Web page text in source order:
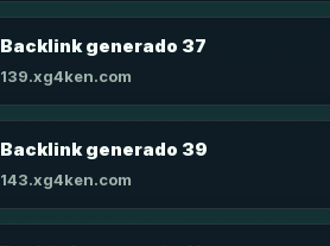
Backlink generado 37
139.xg4ken.com
Backlink generado 39
143.xg4ken.com